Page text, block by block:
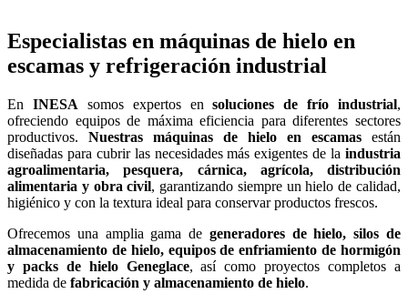
Especialistas en máquinas de hielo en
escamas y refrigeración industrial
En INESA somos expertos ensoluciones de frío industrial,
ofreciendo equipos de máxima eficiencia para diferentes sectores
productivos. Nuestras máquinas de hielo en escamas están
diseñadas para cubrir las necesidades más exigentes de la industria
agroalimentaria, pesquera, cárnica, agrícola, distribución
alimentaria y obra civil, garantizando siempre un hielo de calidad,
higiénico y con la textura ideal para conservar productos frescos.
Ofrecemos una amplia gama de generadores de hielo, silos de
almacenamiento de hielo, equipos de enfriamiento de hormigón
y packs de hielo Geneglace, así como proyectos completos a
medida de fabricación y almacenamiento de hielo.